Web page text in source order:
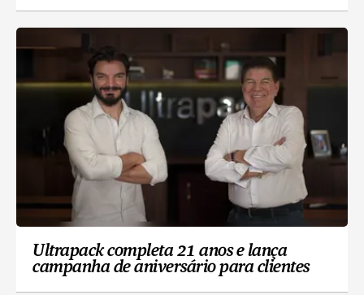
Ultrapack completa 21 anos e lança
campanha de aniversário para clientes